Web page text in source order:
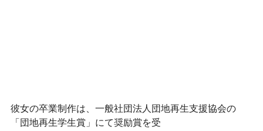
彼女の卒業制作は、一般社団法人団地再生支援協会の
「団地再生学生賞」にて奨励賞を受